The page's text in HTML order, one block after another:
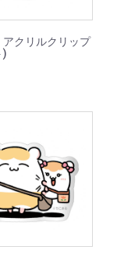
クリルクリップ
)